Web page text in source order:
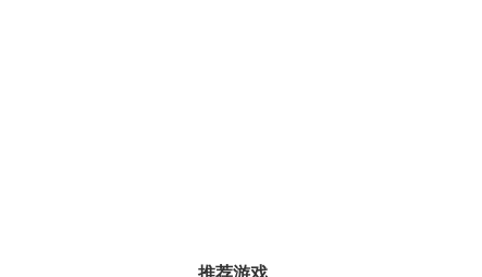
推荐游戏